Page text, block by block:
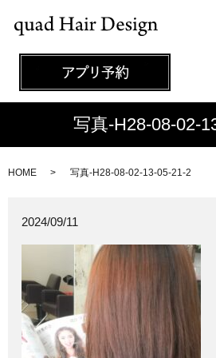
写真-H28-08-02-
HOME 写真-H28-08-02-13-05-21-2
2024/09/11